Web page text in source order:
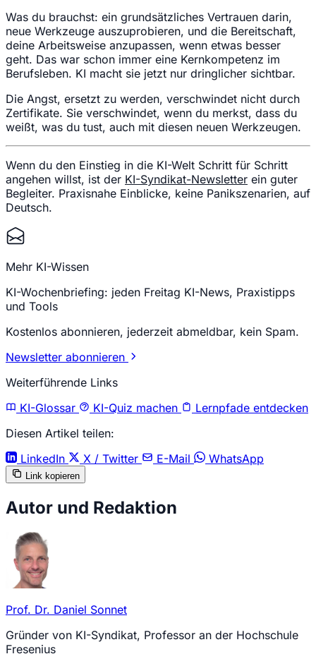
Was du brauchst: ein grundsätzliches Vertrauen darin,
neue Werkzeuge auszuprobieren, und die Bereitschaft,
deine Arbeitsweise anzupassen, wenn etwas besser
geht. Das war schon immer eine Kernkompetenz im
Berufsleben. KI macht sie jetzt nur dringlicher sichtbar.
Die Angst, ersetzt zu werden, verschwindet nicht durch
Zertifikate. Sie verschwindet, wenn du merkst, dass du
weißt, was du tust, auch mit diesen neuen Werkzeugen.
Wenn du den Einstieg in die KI-Welt Schritt für Schritt
angehen willst, ist der KI-Syndikat-Newsletter ein guter
Begleiter. Praxisnahe Einblicke, keine Panikszenarien, auf
Deutsch.
Mehr KI-Wissen
KI-Wochenbriefing: jeden Freitag KI-News, Praxistipps
und Tools
Kostenlos abonnieren, jederzeit abmeldbar, kein Spam.
Newsletter abonnieren
Weiterführende Links
KI-Glossar
KI-Quiz machen
Lernpfade entdecken
Diesen Artikel teilen:
LinkedIn
X / Twitter E-Mail WhatsApp
Link kopieren
Autor und Redaktion
Prof. Dr. Daniel Sonnet
Gründer von KI-Syndikat, Professor an der Hochschule
Fresenius